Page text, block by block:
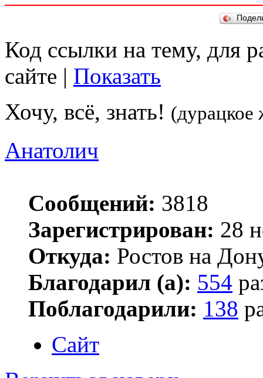
Код ссылки на тему, для
сайте | Показать
Хочу, всё, знать! (дурацкое
Анатолич
Сообщений: 3818
Зарегистрирован: 28
Откуда: Ростов на
Благодарил (а): 554
Поблагодарили: 138
Сайт